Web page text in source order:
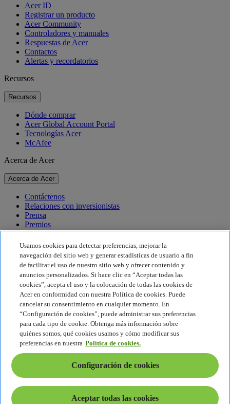
Acer ID
Registrar un producto
Acer Community
Controladores y manuales
Respuestas de Acer
Contactos
Alertas y recordatorios
Recursos
Recursos
Dónde comprar
Acer Global Account Portal
Tecnologías Acer
McAfee
Acerca de Acer
Acerca de Acer
Contáctenos
Relaciones con inversionistas
Prensa
Premios
Eventos
Sostenibilidad
Sostenibilidad
Responsabilidad social corporativa
Huella de carbono del producto
Proyecto Humanity
Earthion
Política de privacidad
Política de cookies
Aviso legal
Información legal adicional
Política de accesibilidad
Configuración de cookies
América Latina - Español
Usamos cookies para detectar preferencias, mejorar la
navegación del sitio web y generar estadísticas de usuario a fin
de facilitar el uso de nuestro sitio web y ofrecer contenido y
anuncios personalizados. Si hace clic en “Aceptar todas las
cookies”, acepta el uso y la colocación de todas las cookies de
Acer en conformidad con nuestra Política de cookies. Puede
cancelar su consentimiento en cualquier momento. En
“Configuración de cookies”, puede administrar sus preferencias
para cada tipo de cookie. Obtenga más información sobre
quiénes somos, qué cookies usamos y cómo modificar sus
preferencias en nuestra Política de cookies.
Configuración de cookies
Aceptar todas las cookies